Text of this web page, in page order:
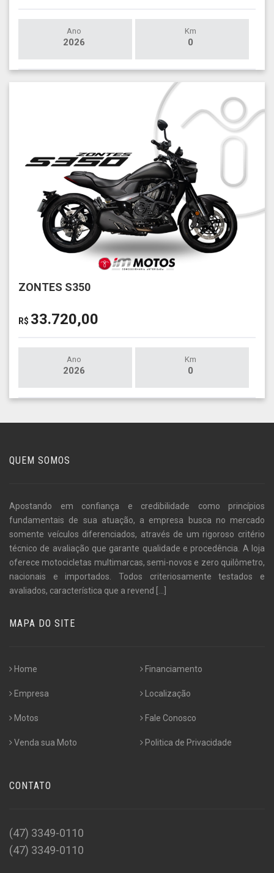
Ano
2026
Km
0
ZONTES S350
R$ 33.720,00
Ano
2026
Km
0
QUEM SOMOS
Apostando em confiança e credibilidade como princípios
fundamentais de sua atuação, a empresa busca no mercado
somente veículos diferenciados, através de um rigoroso critério
técnico de avaliação que garante qualidade e procedência. A loja
oferece motocicletas multimarcas, semi-novos e zero quilômetro,
nacionais e importados. Todos criteriosamente testados e
avaliados, característica que a revend
MAPA DO SITE
Home
Empresa
Motos
Venda sua Moto
Financiamento
Localização
Fale Conosco
Politica de Privacidade
CONTATO
(47) 3349-0110
(47) 3349-0110